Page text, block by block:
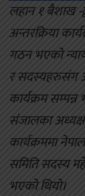
लहान १ बैशाख -
अन्तरक्रिया
गठन भएको
र सदस्यहरुसंग
कार्यक्रम
संजालका
कार्यक्रममा
समिति सदस्य
भएको थियो।